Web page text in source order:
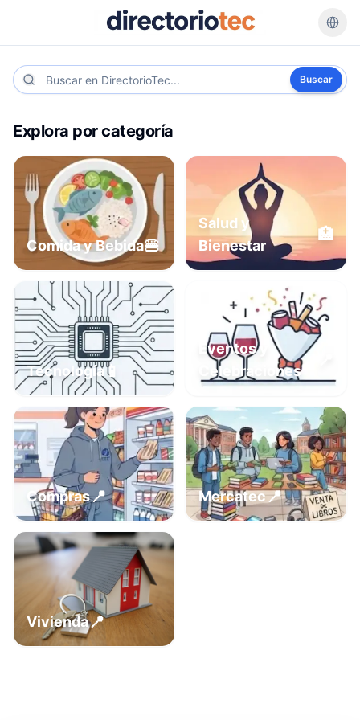
Buscar
Explora por categoría
Comida y Bebida🍔
Salud y
Bienestar
🏥
Tecnología📱
Eventos y
Celebraciones
Compras📍 Mercatec📍
Vivienda📍